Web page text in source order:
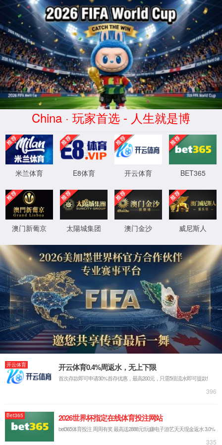
至尊国际97622网页版(股份有限公司)-
Official website
首页
关于我们
系统介绍
品质与服务
项目案例
97国际至尊品牌97622
公司新闻
行业资讯
来源: | 作者: Curetec至尊国际97622网页版（上海） | 发布